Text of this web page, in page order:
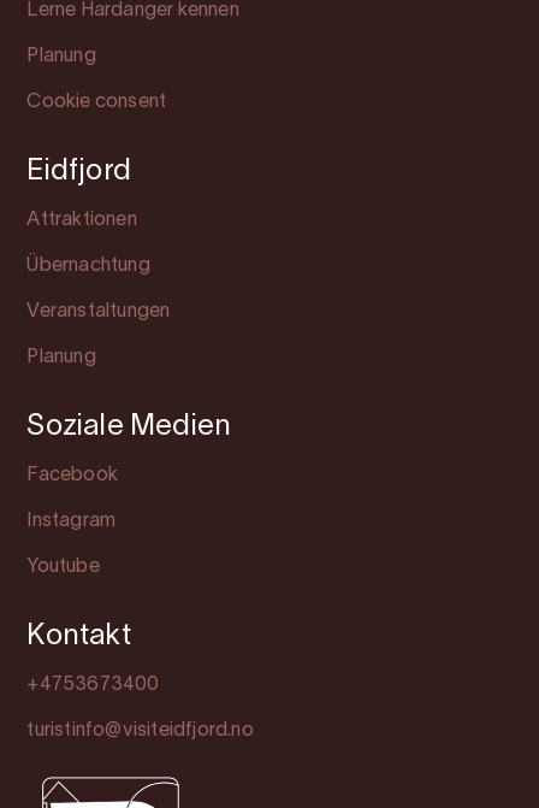
Lerne Hardanger kennen
Planung
Cookie consent
Eidfjord
Attraktionen
Übernachtung
Veranstaltungen
Planung
Soziale Medien
Facebook
Instagram
Youtube
Kontakt
+4753673400
turistinfo@visiteidfjord.no